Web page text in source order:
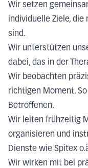
Wir setzen
individuelle Ziele,
sind.
Wir unterstützen
dabei, das in der
Wir beobachten
richtigen Moment.
Betroffenen.
Wir leiten frühzeitig
organisieren und
Dienste wie Spitex
Wir wirken mit bei